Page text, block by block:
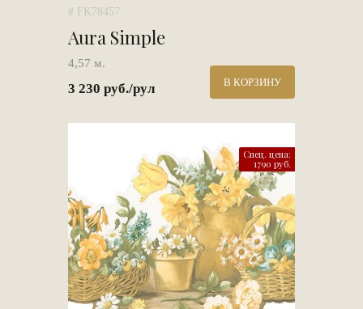
# FK78457
Aura Simple
4,57 м.
3 230 руб./рул В КОРЗИНУ
Спец. цена:
1790 руб.